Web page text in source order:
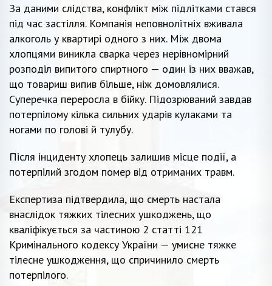
За даними слідства, конфлікт між підлітками стався
під час застілля. Компанія неповнолітніх вживала
алкоголь у квартирі одного з них. Між двома
хлопцями виникла сварка через нерівномірний
розподіл випитого спиртного — один із них вважав,
що товариш випив більше, ніж домовлялися.
Суперечка переросла в бійку. Підозрюваний завдав
потерпілому кілька сильних ударів кулаками та
ногами по голові й тулубу.
Після інциденту хлопець залишив місце події, а
потерпілий згодом помер від отриманих травм.
Експертиза підтвердила, що смерть настала
внаслідок тяжких тілесних ушкоджень, що
кваліфікується за частиною 2 статті 121
Кримінального кодексу України — умисне тяжке
тілесне ушкодження, що спричинило смерть
потерпілого.